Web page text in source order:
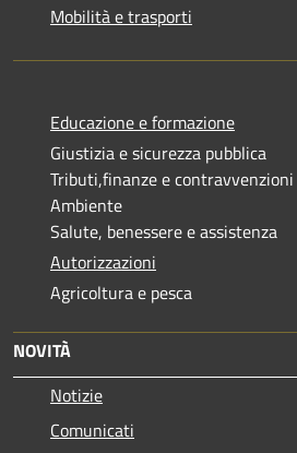
Mobilità e trasporti
Educazione e formazione
Giustizia e sicurezza pubblica
Tributi,finanze e contravvenzioni
Ambiente
Salute, benessere e assistenza
Autorizzazioni
Agricoltura e pesca
NOVITÀ
Notizie
Comunicati